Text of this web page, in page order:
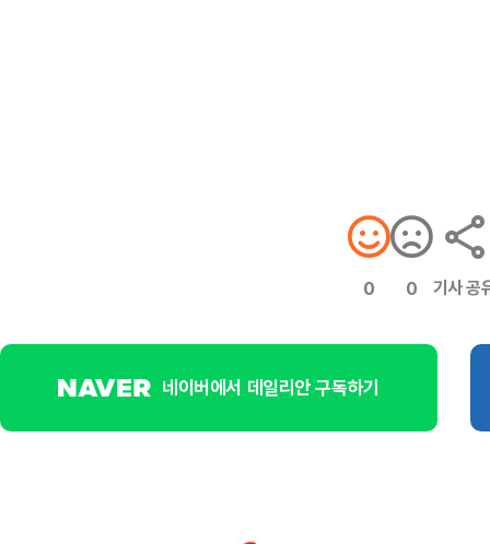
0 0 기사 공
네이버에서 데일리안 구독하기